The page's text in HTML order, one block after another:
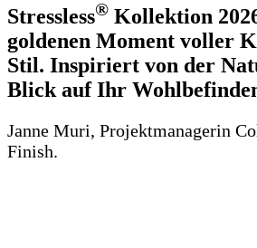
Stressless® Kollektion
goldenen Moment voller
Stil. Inspiriert von der
Blick auf Ihr
Janne Muri, Projektmanagerin
Finish.